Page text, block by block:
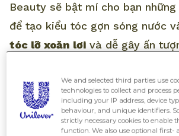
Beauty sẽ bật mí cho bạn
để tạo kiểu tóc gợn sóng nước
tóc lỡ xoăn lơi và dễ gây ấn
Các kiểu tóc ngắn uốn
thương cho nàng tóc
We and selected third parties use
technologies to collect and process
including your IP address, device
behaviour, and unique identifiers.
strictly necessary cookies to enable
function. We also use optional first-